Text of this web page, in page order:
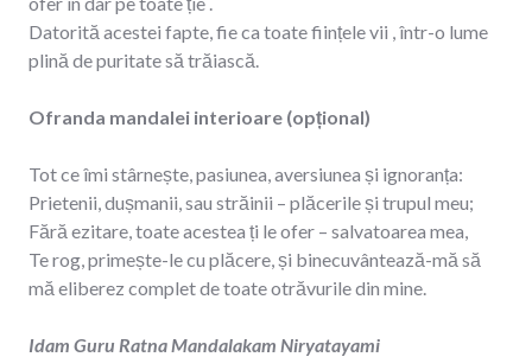
Datorită acestei fapte, fie ca toate ființele vii , într-o lume
plină de puritate să trăiască.
Ofranda mandalei interioare (opțional)
Tot ce îmi stârnește, pasiunea, aversiunea și ignoranța:
Prietenii, dușmanii, sau străinii – plăcerile și trupul meu;
Fără ezitare, toate acestea ți le ofer – salvatoarea mea,
Te rog, primește-le cu plăcere, și binecuvântează-mă să
mă eliberez complet de toate otrăvurile din mine.
Idam Guru Ratna Mandalakam Niryatayami